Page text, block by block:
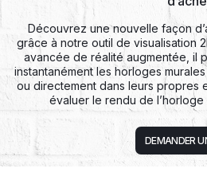
Découvrez une nouvelle façon
grâce à notre outil de visualisation
avancée de réalité augmentée, il
instantanément les horloges
ou directement dans leurs propres
évaluer le rendu de l’horloge
DEMANDER